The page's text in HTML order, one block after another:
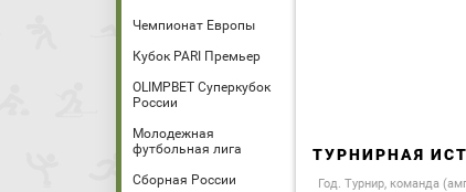
Чемпионат Европы
Кубок PARI Премьер
OLIMPBET Суперкубок
России
Молодежная
футбольная лига
Сборная России
ТУРНИРНАЯ
Год. Турнир, команда